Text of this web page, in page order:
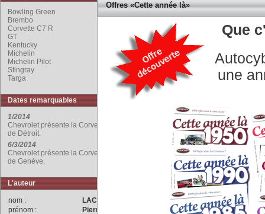
Bowling Green
Brembo
Corvette C7 R
GT
Kentucky
Michelin
Michelin Pilot
Stingray
Targa
Dates remarquables
1/2014
Chevrolet présente la Corvette Z06, au Salon
de Détroit.
6/3/2014
Chevrolet présente la Corvette Z06, au Salon
de Genève.
L'auteur
nom :
LACHET
prénom :
Pierre
Ce moteur est doté d’un
le compresseur afin
sont proposés: 4
compresseur inactif, ou 8
La boîte manuelle à 7
ajustement désactivable
La Z06 peut aussi
commandées en mode
Plus large que la
l’arrière, la Z06 reçoit
avant et arrière,
série.
Un kit en carbone est
et des ailettes à l’avant
plus grand.
Une option, nommée ;
Offres «Cette année là»
Que
une